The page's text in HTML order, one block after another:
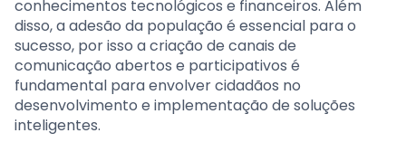
conhecimentos tecnológicos e financeiros. Além
disso, a adesão da população é essencial para o
sucesso, por isso a criação de canais de
comunicação abertos e participativos é
fundamental para envolver cidadãos no
desenvolvimento e implementação de soluções
inteligentes.